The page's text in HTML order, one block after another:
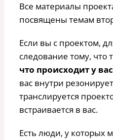
Все материалы
посвящены темам
Если вы с проектом,
следование тому, что
что происходит у
вас внутри
транслируется
встраивается в вас.
Есть люди, у которых